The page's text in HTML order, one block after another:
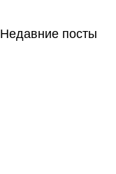
Недавние посты